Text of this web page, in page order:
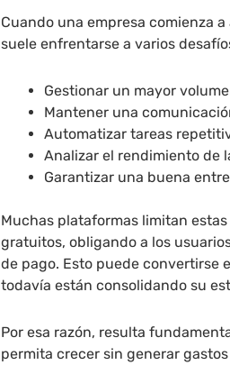
Cuando una empresa comienza
suele enfrentarse a varios
Gestionar un mayor
Mantener una
Automatizar tareas
Analizar el rendimiento de
Garantizar una buena
Muchas plataformas limitan
gratuitos, obligando a los
de pago. Esto puede convertirse
todavía están consolidando su
Por esa razón, resulta
permita crecer sin generar